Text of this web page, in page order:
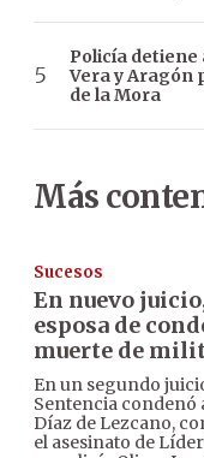
Policía
Vera y Aragón
de la Mora
Más
Sucesos
En nuevo
esposa de
muerte de
En un segundo
Sentencia condenó
Díaz de Lezcano,
el asesinato de